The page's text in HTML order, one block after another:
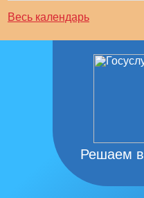
Весь календарь
Решаем